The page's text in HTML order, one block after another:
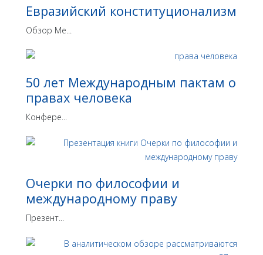
Евразийский конституционализм
Обзор Ме...
50 лет Международным пактам о
правах человека
Конфере...
Очерки по философии и
международному праву
Презент...